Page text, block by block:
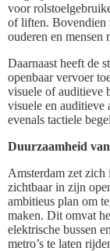
voor
of liften. Bovendien
ouderen en mensen
Daarnaast heeft de
openbaar vervoer
visuele of auditieve
visuele en auditieve
evenals tactiele
Duurzaamheid
Amsterdam zet
zichtbaar in zijn
ambitieus plan om
maken. Dit omvat
elektrische bussen
metro’s te laten